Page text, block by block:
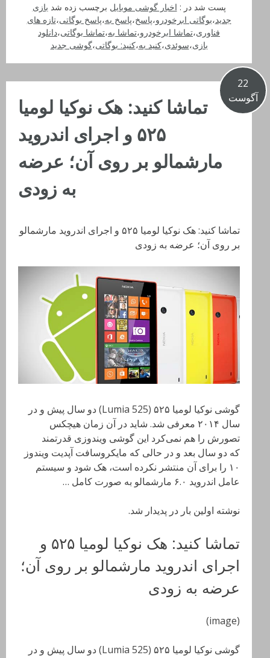
پست شد در : اخبار گوشی موبایل برچسب زده شد بازی
جدید،بوگاتی ابرخودرو،پاسخ،پاسخ به،پاسخ بوگاتی،تازه های
فناوری،تماشا ابرخودرو،تماشا به،تماشا بوگاتی،دانلود
بازی،سوئدی،کنید به،کنید: بوگاتی،گوشی جدید
22
آگوست
تماشا کنید: هک نوکیا لومیا
۵۲۵ و اجرای اندروید
مارشمالو بر روی آن؛ عرضه
به زودی
تماشا کنید: هک نوکیا لومیا ۵۲۵ و اجرای اندروید مارشمالو
بر روی آن؛ عرضه به زودی
گوشی نوکیا لومیا ۵۲۵ (Lumia 525) دو سال پیش و در
سال ۲۰۱۴ معرفی شد. شاید در آن زمان هیچکس
تصورش را هم نمی‌کرد این گوشی ویندوزی قدرتمند
که دو سال بعد و در حالی که مایکروسافت آپدیت ویندوز
۱۰ را برای آن منتشر نکرده است، هک شود و سیستم
عامل اندروید ۶.۰ مارشمالو به صورت کامل …
نوشته اولین بار در پدیدار شد.
تماشا کنید: هک نوکیا لومیا ۵۲۵ و
اجرای اندروید مارشمالو بر روی آن؛
عرضه به زودی
(image)
گوشی نوکیا لومیا ۵۲۵ (Lumia 525) دو سال پیش و در